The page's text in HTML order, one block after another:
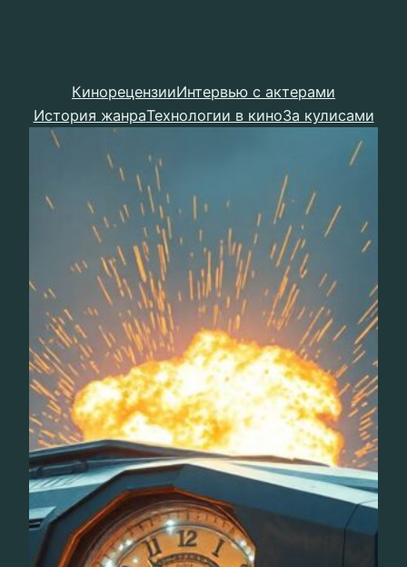
КинорецензииИнтервью с актерами
История жанраТехнологии в киноЗа кулисами